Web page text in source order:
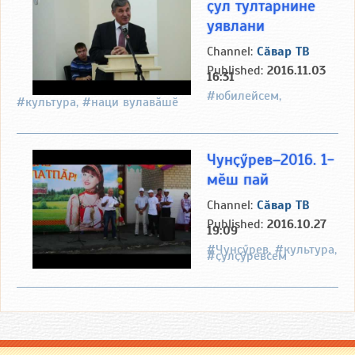
ҫул тултарнине
уявлани
Channel: Сӑвар ТВ
Published: 2016.11.03
16:31
#юбилейсем,
#культура, #наци вулавӑшӗ
Чунҫӳрев–2016. 1-
мӗш пай
Channel: Сӑвар ТВ
Published: 2016.10.27
19:09
#Чунҫӳрев, #культура,
#ҫулҫӳревсем